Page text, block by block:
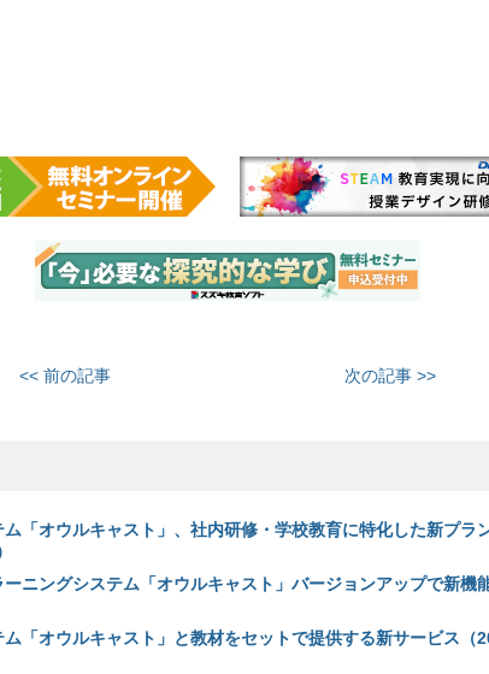
<< 前の記事 次の記事 >>
「オウルキャスト」、社内研修・学校教育に特化した新プラ
ーニングシステム「オウルキャスト」バージョンアップで新機
「オウルキャスト」と教材をセットで提供する新サービス（